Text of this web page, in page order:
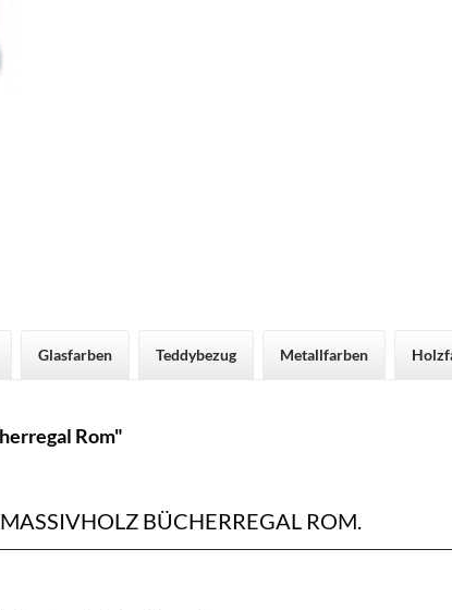
Glasfarben Teddybezug Metallfarben
Rom"
BÜCHERREGAL ROM.